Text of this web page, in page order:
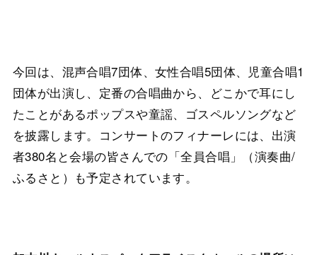
今回は、混声合唱7団体、女性合唱5団体、児童合唱1
団体が出演し、定番の合唱曲から、どこかで耳にし
たことがあるポップスや童謡、ゴスペルソングなど
を披露します。コンサートのフィナーレには、出演
者380名と会場の皆さんでの「全員合唱」（演奏曲/
ふるさと）も予定されています。